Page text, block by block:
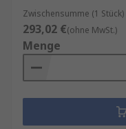
Zwischensumme (1 Stück)
293,02 €(ohne MwSt.)
Menge